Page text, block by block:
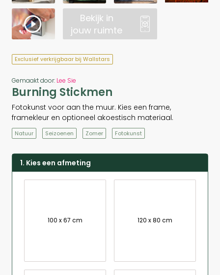
Bekijk in
jouw ruimte
Exclusief verkrijgbaar bij Wallstars
Gemaakt door: Lee Sie
Burning Stickmen
Fotokunst voor aan the muur. Kies een frame,
framekleur en optioneel akoestisch materiaal.
Natuur Seizoenen Zomer Fotokunst
1. Kies een afmeting
100 x 67 cm 120 x 80 cm